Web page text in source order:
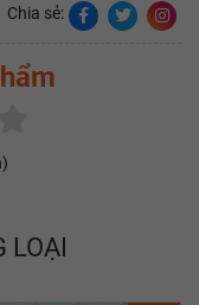
Chia sẻ:
LOẠI